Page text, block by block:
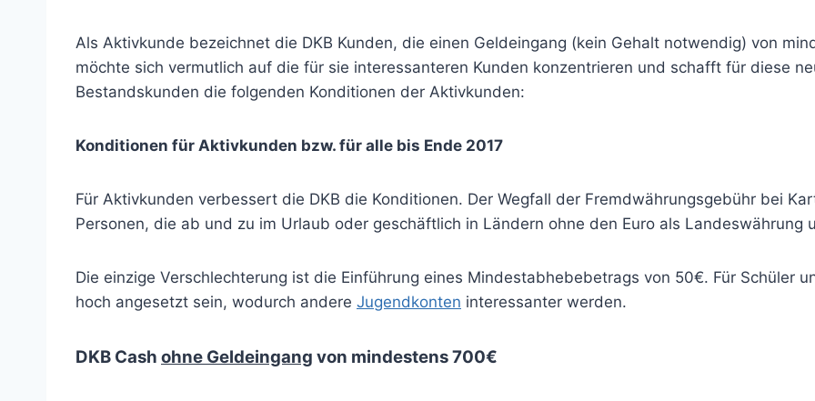
Als Aktivkunde bezeichnet die DKB Kunden, die einen Geldeingang (kein Gehalt notwendig) von
möchte sich vermutlich auf die für sie interessanteren Kunden konzentrieren und schafft für diese
Bestandskunden die folgenden Konditionen der Aktivkunden:
Konditionen für Aktivkunden bzw. für alle bis Ende 2017
Für Aktivkunden verbessert die DKB die Konditionen. Der Wegfall der Fremdwährungsgebühr bei
Personen, die ab und zu im Urlaub oder geschäftlich in Ländern ohne den Euro als Landeswährung
Die einzige Verschlechterung ist die Einführung eines Mindestabhebebetrags von 50€. Für Schüler
hoch angesetzt sein, wodurch andere Jugendkonten interessanter werden.
DKB Cash ohne Geldeingang von mindestens 700€